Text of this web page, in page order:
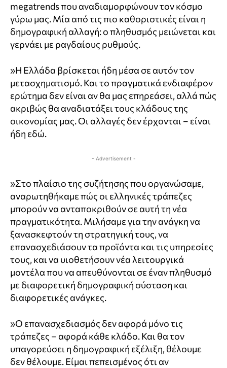
megatrends που αναδιαμορφώνουν τον κόσμο
γύρω μας. Μία από τις πιο καθοριστικές είναι η
δημογραφική αλλαγή: ο πληθυσμός μειώνεται και
γερνάει με ραγδαίους ρυθμούς.
»Η Ελλάδα βρίσκεται ήδη μέσα σε αυτόν τον
μετασχηματισμό. Και το πραγματικά ενδιαφέρον
ερώτημα δεν είναι αν θα μας επηρεάσει, αλλά πώς
ακριβώς θα αναδιατάξει τους κλάδους της
οικονομίας μας. Οι αλλαγές δεν έρχονται – είναι
ήδη εδώ.
- Advertisement -
»Στο πλαίσιο της συζήτησης που οργανώσαμε,
αναρωτηθήκαμε πώς οι ελληνικές τράπεζες
μπορούν να ανταποκριθούν σε αυτή τη νέα
πραγματικότητα. Μιλήσαμε για την ανάγκη να
ξανασκεφτούν τη στρατηγική τους, να
επανασχεδιάσουν τα προϊόντα και τις υπηρεσίες
τους, και να υιοθετήσουν νέα λειτουργικά
μοντέλα που να απευθύνονται σε έναν πληθυσμό
με διαφορετική δημογραφική σύσταση και
διαφορετικές ανάγκες.
»Ο επανασχεδιασμός δεν αφορά μόνο τις
τράπεζες – αφορά κάθε κλάδο. Και θα τον
υπαγορεύσει η δημογραφική εξέλιξη, θέλουμε
δεν θέλουμε. Είμαι πεπεισμένος ότι αν